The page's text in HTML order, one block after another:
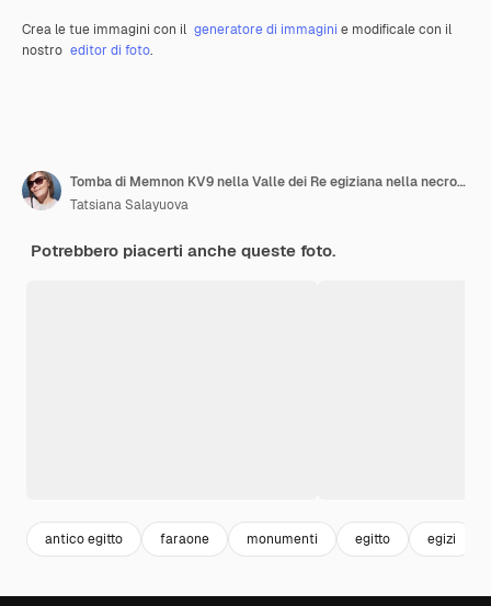
Crea le tue immagini con il generatore di immagini e modificale con il
nostro editor di foto.
Tomba di Memnon KV9 nella Valle dei Re egiziana nella necropoli tebana Egitto Luxor
Tatsiana Salayuova
Potrebbero piacerti anche queste foto.
antico egitto faraone monumenti egitto egizi